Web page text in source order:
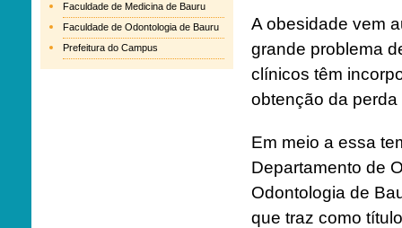
Faculdade de Medicina de Bauru
Faculdade de Odontologia de Bauru
Prefeitura do Campus
A obesidade vem
grande problema
clínicos têm
obtenção da perda
Em meio a essa
Departamento de
Odontologia de
que traz como